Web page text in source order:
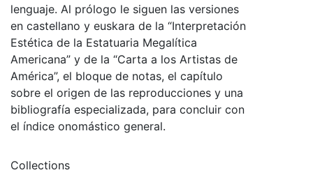
lenguaje. Al prólogo le siguen las versiones
en castellano y euskara de la “Interpretación
Estética de la Estatuaria Megalítica
Americana” y de la “Carta a los Artistas de
América”, el bloque de notas, el capítulo
sobre el origen de las reproducciones y una
bibliografía especializada, para concluir con
el índice onomástico general.
Collections